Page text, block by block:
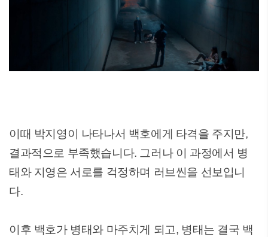
이때 박지영이 나타나서 백호에게 타격을 주지만,
결과적으로 부족했습니다. 그러나 이 과정에서 병
태와 지영은 서로를 걱정하며 러브씬을 선보입니
다.
이후 백호가 병태와 마주치게 되고, 병태는 결국 백